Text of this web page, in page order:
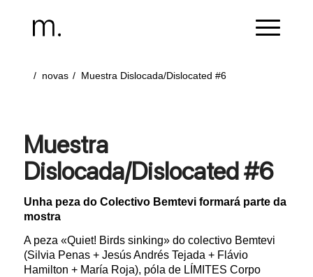
/ novas / Muestra Dislocada/Dislocated #6
Muestra
Dislocada/Dislocated #6
Unha peza do Colectivo Bemtevi formará parte da
mostra
A peza «Quiet! Birds sinking» do colectivo Bemtevi
(Silvia Penas + Jesús Andrés Tejada + Flávio
Hamilton + María Roja), póla de LÍMITES Corpo